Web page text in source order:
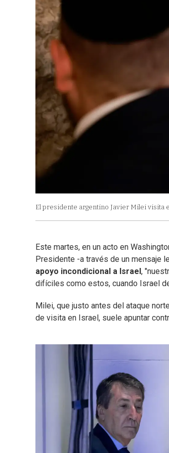
El presidente argentino Javier Milei visita
Este martes, en un acto en
Presidente -a través de un mensaje
apoyo incondicional a Israel ,
difíciles como estos, cuando Israel
Milei, que justo antes del ataque
de visita en Israel, suele apuntar